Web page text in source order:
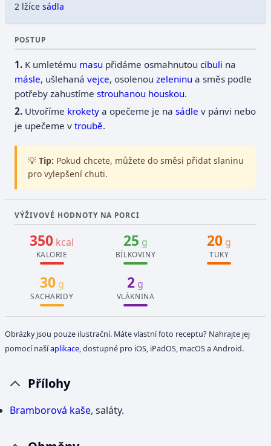
2 lžícesádla
POSTUP
K umletému masu přidáme osmahnutoucibuli na
másle, ušlehanávejce, osolenouzeleninu a směs podle
potřeby zahustímestrouhanou houskou.
Utvoříme krokety a opečeme je nasádle v pánvi nebo
je upečeme vtroubě.
💡 Tip: Pokud chcete, můžete do směsi přidat slaninu
pro vylepšení chuti.
VÝŽIVOVÉ HODNOTY NA PORCI
350 kcal
KALORIE
25 g
BÍLKOVINY
20 g
TUKY
30g
SACHARIDY
2 g
VLÁKNINA
Obrázky jsou pouze ilustrační. Máte vlastní foto receptu? Nahrajte jej
pomocí našíaplikace, dostupné pro iOS, iPadOS, macOS a Android.
Přílohy
Bramborová kaše, saláty.